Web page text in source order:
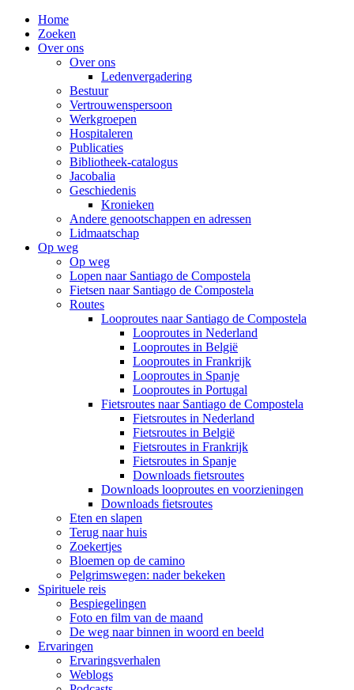
Home
Zoeken
Over ons
Over ons
Ledenvergadering
Bestuur
Vertrouwenspersoon
Werkgroepen
Hospitaleren
Publicaties
Bibliotheek-catalogus
Jacobalia
Geschiedenis
Kronieken
Andere genootschappen en adressen
Lidmaatschap
Op weg
Op weg
Lopen naar Santiago de Compostela
Fietsen naar Santiago de Compostela
Routes
Looproutes naar Santiago de Compostela
Looproutes in Nederland
Looproutes in België
Looproutes in Frankrijk
Looproutes in Spanje
Looproutes in Portugal
Fietsroutes naar Santiago de Compostela
Fietsroutes in Nederland
Fietsroutes in België
Fietsroutes in Frankrijk
Fietsroutes in Spanje
Downloads fietsroutes
Downloads looproutes en voorzieningen
Downloads fietsroutes
Eten en slapen
Terug naar huis
Zoekertjes
Bloemen op de camino
Pelgrimswegen: nader bekeken
Spirituele reis
Bespiegelingen
Foto en film van de maand
De weg naar binnen in woord en beeld
Ervaringen
Ervaringsverhalen
Weblogs